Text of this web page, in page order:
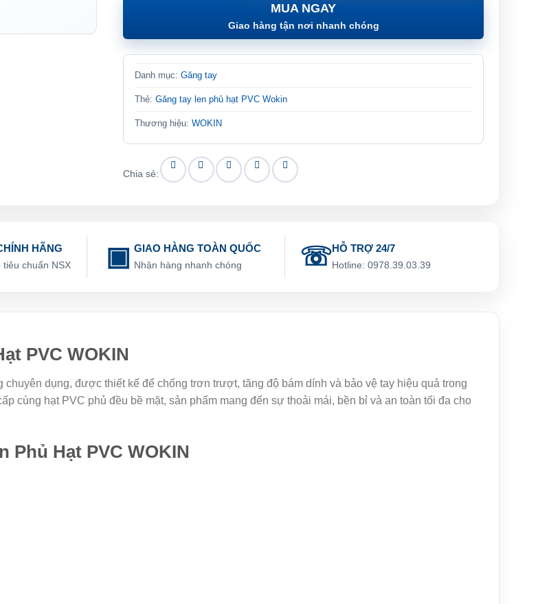
MUA NGAY
Giao hàng tận nơi nhanh chóng
Danh mục:Găng tay
Thẻ:Găng tay len phủ hạt PVC Wokin
Thương hiệu:WOKIN
Chia sẻ:
HÃNG
chuẩn NSX
GIAO HÀNG TOÀN QUỐC
Nhận hàng nhanh chóng
HỖ TRỢ 24/7
Hotline: 0978.39.03.39
PVC WOKIN
dụng, được thiết kế để chống trơn trượt, tăng độ bám dính và bảo vệ tay hiệu quả trong
cùng hạt PVC phủ đều bề mặt, sản phẩm mang đến sự thoải mái, bền bỉ và an toàn tối đa cho
Phủ Hạt PVC WOKIN